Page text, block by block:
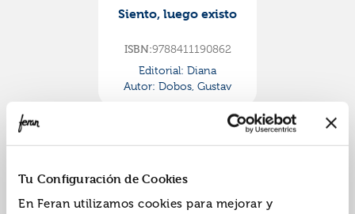
Tu Configuración de Cookies
En Feran utilizamos cookies para mejorar y
Siento, luego existo
ISBN:9788411190862
Editorial: Diana
Autor: Dobos, Gustav